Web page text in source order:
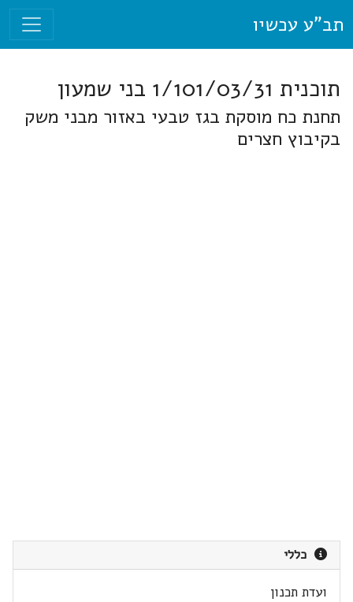
תב"ע עכשיו
תוכנית 1/101/03/31 בני שמעון
תחנת כח מוסקת בגז טבעי באזור מבני משק
בקיבוץ חצרים
כללי
ועדת תכנון